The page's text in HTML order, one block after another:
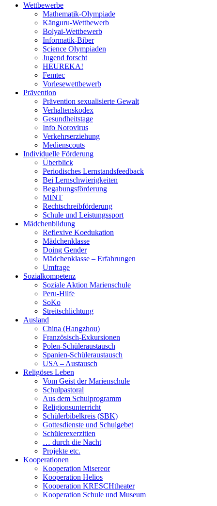
Wettbewerbe
Mathematik-Olympiade
Känguru-Wettbewerb
Bolyai-Wettbewerb
Informatik-Biber
Science Olympiaden
Jugend forscht
HEUREKA!
Femtec
Vorlesewettbewerb
Prävention
Prävention sexualisierte Gewalt
Verhaltenskodex
Gesundheitstage
Info Norovirus
Verkehrserziehung
Medienscouts
Individuelle Förderung
Überblick
Periodisches Lernstandsfeedback
Bei Lernschwierigkeiten
Begabungsförderung
MINT
Rechtschreibförderung
Schule und Leistungssport
Mädchenbildung
Reflexive Koedukation
Mädchenklasse
Doing Gender
Mädchenklasse – Erfahrungen
Umfrage
Sozialkompetenz
Soziale Aktion Marienschule
Peru-Hilfe
SoKo
Streitschlichtung
Ausland
China (Hangzhou)
Französisch-Exkursionen
Polen-Schüleraustausch
Spanien-Schüleraustausch
USA – Austausch
Religöses Leben
Vom Geist der Marienschule
Schulpastoral
Aus dem Schulprogramm
Religionsunterricht
Schülerbibelkreis (SBK)
Gottesdienste und Schulgebet
Schülerexerzitien
… durch die Nacht
Projekte etc.
Kooperationen
Kooperation Misereor
Kooperation Helios
Kooperation KRESCHtheater
Kooperation Schule und Museum